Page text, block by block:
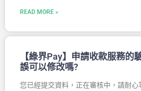
READ MORE »
【綠界Pay】申請收款服務的
誤可以修改嗎?
您已經提交資料，正在審核中，請耐